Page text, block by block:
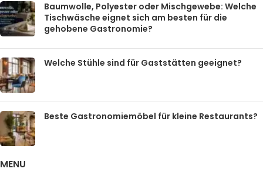
Baumwolle, Polyester oder Mischgewebe: Welche
Tischwäsche eignet sich am besten für die
gehobene Gastronomie?
Welche Stühle sind für Gaststätten geeignet?
Beste Gastronomiemöbel für kleine Restaurants?
MENU